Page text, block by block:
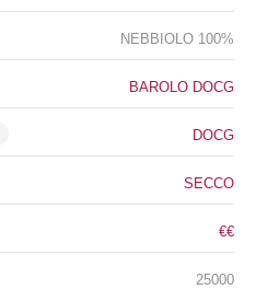
NEBBIOLO 100%
BAROLO DOCG
DOCG
SECCO
€€
25000